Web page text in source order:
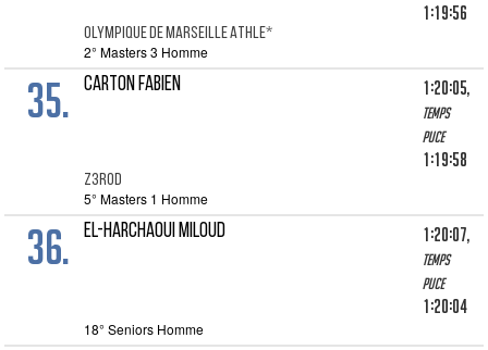
OLYMPIQUE DE MARSEILLE ATHLE*
1:19:56
2° Masters 3 Homme
35. CARTON FABIEN
Z3R0D
1:20:05,
Temps
puce
1:19:58
5° Masters 1 Homme
36. EL-HARCHAOUI MILOUD 1:20:07,
Temps
puce
1:20:04
18° Seniors Homme